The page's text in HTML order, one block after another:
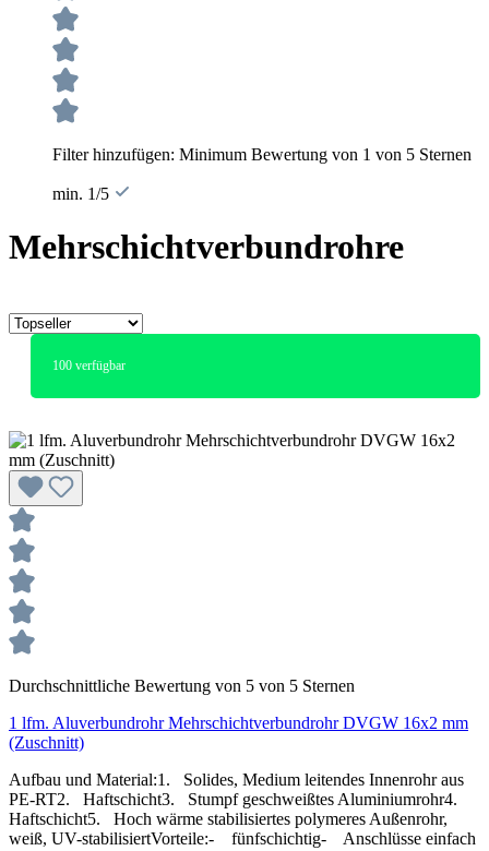
Filter hinzufügen: Minimum Bewertung von 1 von 5 Sternen
min. 1/5
Mehrschichtverbundrohre
100 verfügbar
Durchschnittliche Bewertung von 5 von 5 Sternen
1 lfm. Aluverbundrohr Mehrschichtverbundrohr DVGW 16x2 mm
(Zuschnitt)
Aufbau und Material:1. Solides, Medium leitendes Innenrohr aus
PE-RT2. Haftschicht3. Stumpf geschweißtes Aluminiumrohr4.
Haftschicht5. Hoch wärme stabilisiertes polymeres Außenrohr,
weiß, UV-stabilisiertVorteile:- fünfschichtig- Anschlüsse einfach